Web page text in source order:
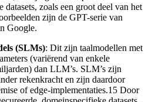
datasets, zoals een groot deel van het
zijn de GPT-serie van
Google.
(SLMs): Dit zijn taalmodellen met
(variërend van enkele
dan LLM’s. SLM’s zijn
rekenkracht en zijn daardoor
of edge-implementaties.15 Door